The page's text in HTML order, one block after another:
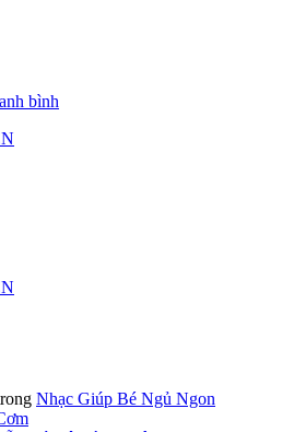
bình
Nhạc Giúp Bé Ngủ Ngon